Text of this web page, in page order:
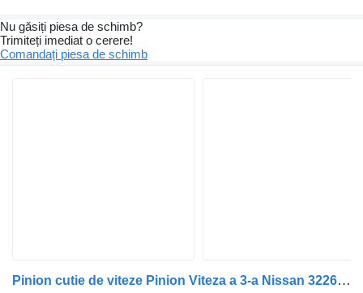
Nu găsiți piesa de schimb?
Trimiteți imediat o cerere!
Comandați piesa de schimb
Pinion cutie de viteze Pinion Viteza a 3-a Nissan 32260JG70E pentru automobil Nissan Qashqai